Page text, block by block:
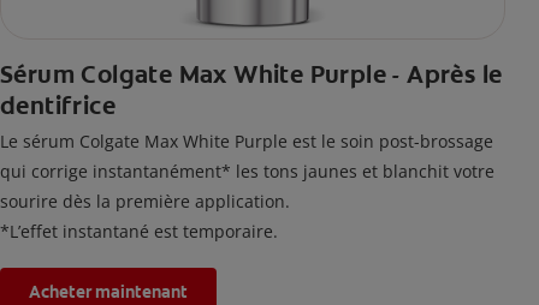
Sérum Colgate Max White Purple - Après le
dentifrice
Le sérum Colgate Max White Purple est le soin post-brossage
qui corrige instantanément* les tons jaunes et blanchit votre
sourire dès la première application.
*L’effet instantané est temporaire.
Acheter maintenant